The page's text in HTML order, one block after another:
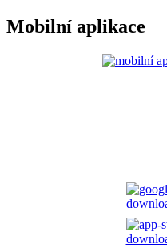
Mobilní aplikace